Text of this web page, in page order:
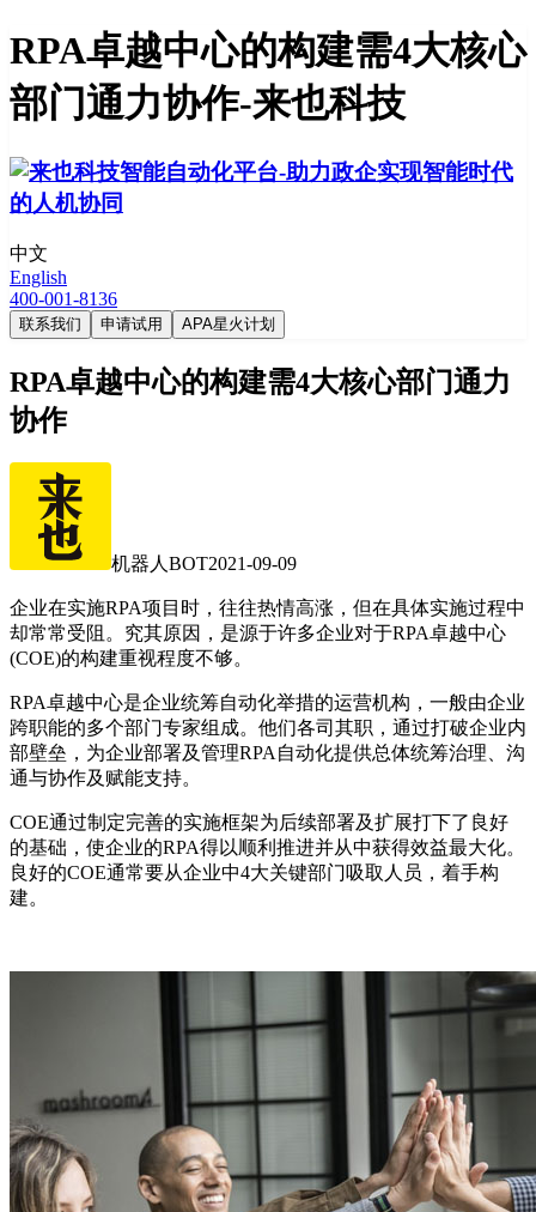
RPA卓越中心的构建需4大核心
部门通力协作-来也科技
中文
English
400-001-8136
联系我们 申请试用 APA星火计划
RPA卓越中心的构建需4大核心部门通力
协作
机器人BOT2021-09-09
企业在实施RPA项目时，往往热情高涨，但在具体实施过程中
却常常受阻。究其原因，是源于许多企业对于RPA卓越中心
(COE)的构建重视程度不够。
RPA卓越中心是企业统筹自动化举措的运营机构，一般由企业
跨职能的多个部门专家组成。他们各司其职，通过打破企业内
部壁垒，为企业部署及管理RPA自动化提供总体统筹治理、沟
通与协作及赋能支持。
COE通过制定完善的实施框架为后续部署及扩展打下了良好
的基础，使企业的RPA得以顺利推进并从中获得效益最大化。
良好的COE通常要从企业中4大关键部门吸取人员，着手构
建。